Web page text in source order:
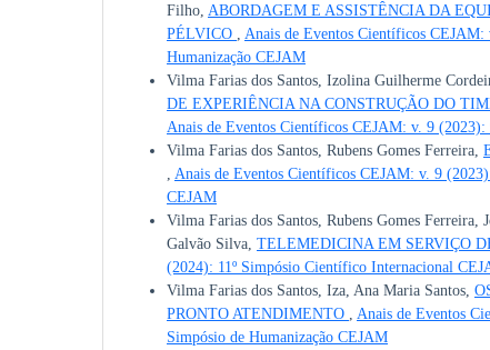
Filho, ABORDAGEM E ASSISTÊNCIA DA
PÉLVICO
Anais de Eventos Científicos
Humanização CEJAM
Vilma Farias dos Santos, Izolina Guilherme
DE EXPERIÊNCIA NA CONSTRUÇÃO DO
Anais de Eventos Científicos CEJAM: v. 9
Vilma Farias dos Santos, Rubens Gomes Ferreira,
Anais de Eventos Científicos CEJAM: v. 9
CEJAM
Vilma Farias dos Santos, Rubens Gomes
Galvão Silva, TELEMEDICINA EM SERVIÇO
(2024): 11º Simpósio Científico Internacional
Vilma Farias dos Santos, Iza, Ana Maria Santos,
PRONTO ATENDIMENTO
Anais de Eventos
Simpósio de Humanização CEJAM